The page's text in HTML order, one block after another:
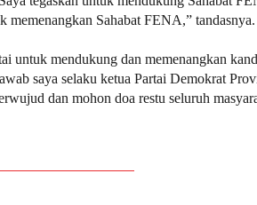
memenangkan Sahabat FENA,” tandasnya.
untuk mendukung dan memenangkan
saya selaku ketua Partai Demokrat
dan mohon doa restu seluruh